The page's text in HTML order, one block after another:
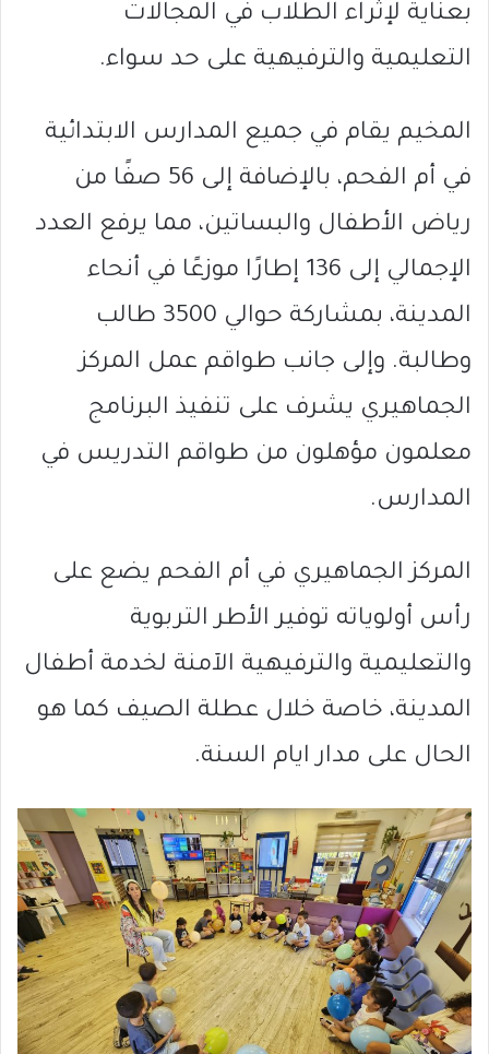
بعناية لإثراء الطلاب في المجالات
التعليمية والترفيهية على حد سواء.
المخيم يقام في جميع المدارس الابتدائية
في أم الفحم، بالإضافة إلى 56 صفًا من
رياض الأطفال والبساتين، مما يرفع العدد
الإجمالي إلى 136 إطارًا موزعًا في أنحاء
المدينة، بمشاركة حوالي 3500 طالب
وطالبة. وإلى جانب طواقم عمل المركز
الجماهيري يشرف على تنفيذ البرنامج
معلمون مؤهلون من طواقم التدريس في
المدارس.
المركز الجماهيري في أم الفحم يضع على
رأس أولوياته توفير الأطر التربوية
والتعليمية والترفيهية الآمنة لخدمة أطفال
المدينة، خاصة خلال عطلة الصيف كما هو
الحال على مدار ايام السنة.